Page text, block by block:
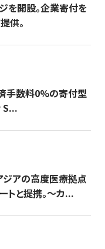
を開設。企業寄付を
供。
手数料0%の寄付型
S...
ジアの高度医療拠点
トと提携。〜カ...